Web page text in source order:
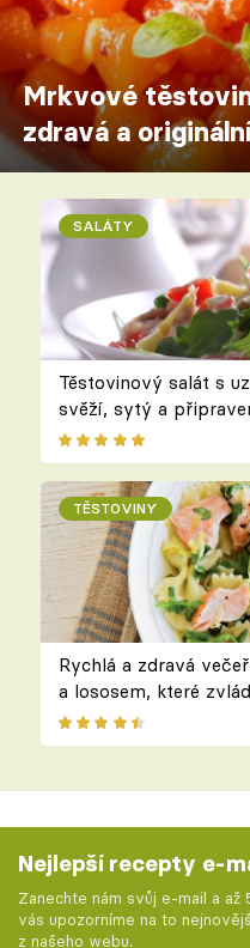
Mrkvové
zdravá a
SALÁTY
Těstovinový salát s
svěží, sytý a
TĚSTOVINY
Rychlá a zdravá
a lososem, které
Nejlepší recepty e-
Zanechte nám svůj e-mail a až
vás upozorníme na to
z našeho webu.